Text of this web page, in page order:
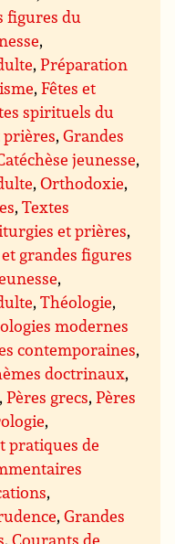
figures du
,
,Préparation
,Fêtes et
spirituels du
,Grandes
jeunesse,
,Orthodoxie,
,Textes
et prières,
grandes figures
,
,Théologie,
modernes
contemporaines,
doctrinaux,
,Pères grecs,Pères
,
pratiques de
,
,Grandes
,Courants de